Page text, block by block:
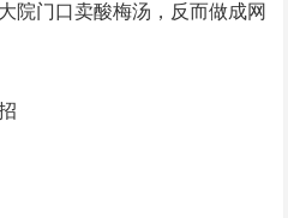
院门口卖酸梅汤，反而做成网